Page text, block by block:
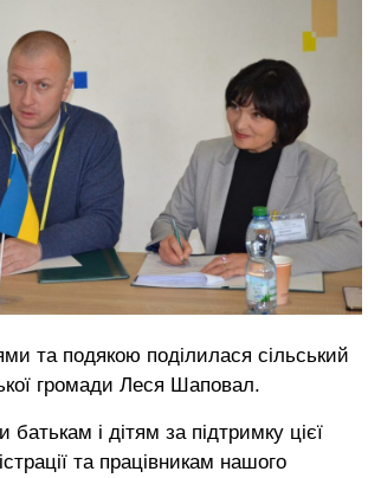
та подякою поділилася сільський
громади Леся Шаповал.
батькам і дітям за підтримку цієї
та працівникам нашого